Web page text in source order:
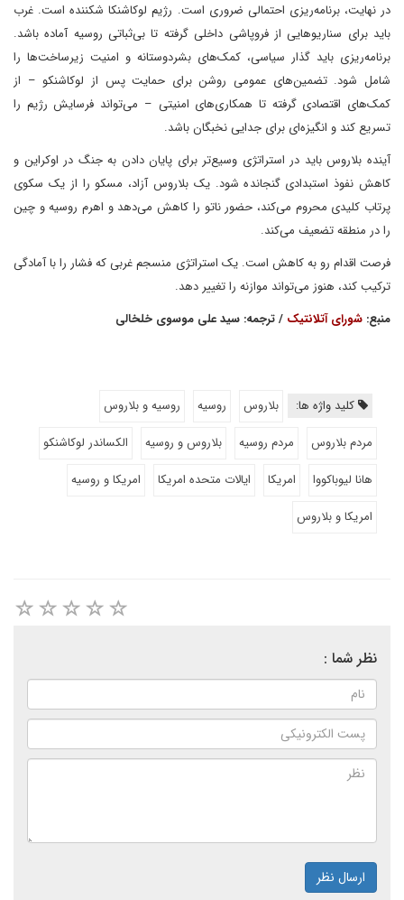
در نهایت، برنامه‌ریزی احتمالی ضروری است. رژیم لوکاشنکا شکننده است. غرب
باید برای سناریوهایی از فروپاشی داخلی گرفته تا بی‌ثباتی روسیه آماده باشد.
برنامه‌ریزی باید گذار سیاسی، کمک‌های بشردوستانه و امنیت زیرساخت‌ها را
شامل شود. تضمین‌های عمومی روشن برای حمایت پس از لوکاشنکو – از
کمک‌های اقتصادی گرفته تا همکاری‌های امنیتی – می‌تواند فرسایش رژیم را
تسریع کند و انگیزه‌ای برای جدایی نخبگان باشد.
آینده بلاروس باید در استراتژی وسیع‌تر برای پایان دادن به جنگ در اوکراین و
کاهش نفوذ استبدادی گنجانده شود. یک بلاروس آزاد، مسکو را از یک سکوی
پرتاب کلیدی محروم می‌کند، حضور ناتو را کاهش می‌دهد و اهرم روسیه و چین
را در منطقه تضعیف می‌کند.
فرصت اقدام رو به کاهش است. یک استراتژی منسجم غربی که فشار را با آمادگی
ترکیب کند، هنوز می‌تواند موازنه را تغییر دهد.
منبع: شورای آتلانتیک / ترجمه: سید علی موسوی خلخالی
کلید واژه ها: بلاروس روسیه
روسیه و بلاروس
مردم بلاروس
مردم روسیه بلاروس و روسیه
الکساندر لوکاشنکو
هانا لیوباکووا
امریکا ایالات متحده امریکا
امریکا و روسیه
امریکا و بلاروس
نظر شما :
ارسال نظر